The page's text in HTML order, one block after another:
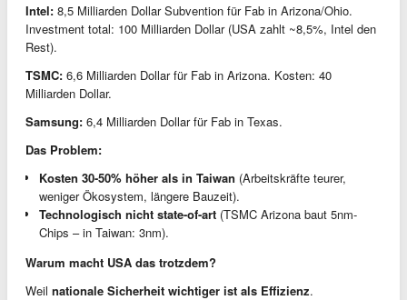
Intel: 8,5 Milliarden Dollar Subvention für Fab in Arizona/Ohio.
Investment total: 100 Milliarden Dollar (USA zahlt ~8,5%, Intel den
Rest).
TSMC: 6,6 Milliarden Dollar für Fab in Arizona. Kosten: 40
Milliarden Dollar.
Samsung: 6,4 Milliarden Dollar für Fab in Texas.
Das Problem:
Kosten 30-50% höher als in Taiwan (Arbeitskräfte teurer,
weniger Ökosystem, längere Bauzeit).
Technologisch nicht state-of-art (TSMC Arizona baut 5nm-
Chips – in Taiwan: 3nm).
Warum macht USA das trotzdem?
Weil nationale Sicherheit wichtiger ist als Effizienz.